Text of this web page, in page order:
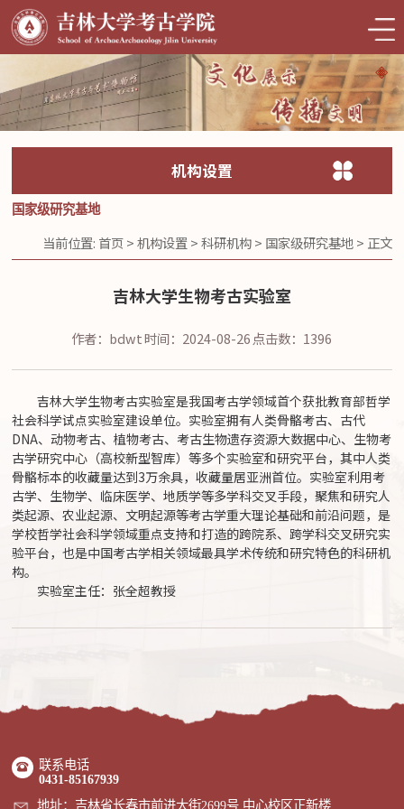
机构设置
国家级研究基地
当前位置: 首页>机构设置>科研机构> 国家级研究基地> 正文
吉林大学生物考古实验室
作者：bdwt时间：2024-08-26点击数： 1396
吉林大学生物考古实验室是我国考古学领域首个获批教育部哲学
社会科学试点实验室建设单位。实验室拥有人类骨骼考古、古代
DNA、动物考古、植物考古、考古生物遗存资源大数据中心、生物考
古学研究中心（高校新型智库）等多个实验室和研究平台，其中人类
骨骼标本的收藏量达到3万余具，收藏量居亚洲首位。实验室利用考
古学、生物学、临床医学、地质学等多学科交叉手段，聚焦和研究人
类起源、农业起源、文明起源等考古学重大理论基础和前沿问题，是
学校哲学社会科学领域重点支持和打造的跨院系、跨学科交叉研究实
验平台，也是中国考古学相关领域最具学术传统和研究特色的科研机
构。
实验室主任：张全超教授
联系电话
0431-85167939
地址：吉林省长春市前进大街2699号 中心校区正新楼